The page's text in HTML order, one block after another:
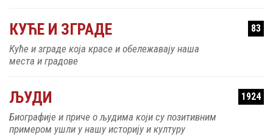
КУЋЕ И ЗГРАДЕ 83
Куће и зграде која красе и обележавају наша
места и градове
ЉУДИ 1924
Биографије и приче о људима који су позитивним
примером ушли у нашу историју и културу